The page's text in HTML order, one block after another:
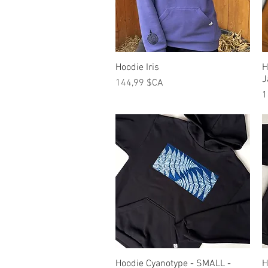
Aperçu rapide
Hoodie Iris
Prix
144,99 $CA
Aperçu rapide
Hoodie Cyanotype - SMALL -